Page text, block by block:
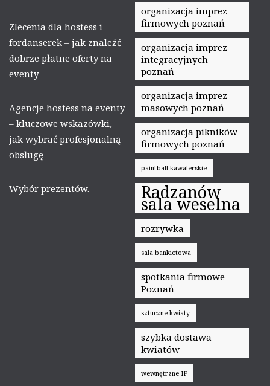
Zlecenia dla hostess i
fordanserek – jak znaleźć
dobrze płatne oferty na
eventy
Agencje hostess na eventy
– kluczowe wskazówki,
jak wybrać profesjonalną
obsługę
Wybór prezentów.
organizacja imprez
firmowych poznań
organizacja imprez
integracyjnych
poznań
organizacja imprez
masowych poznań
organizacja pikników
firmowych poznań
paintball kawalerskie
Radzanów
sala weselna
rozrywka
sala bankietowa
spotkania firmowe
Poznań
sztuczne kwiaty
szybka dostawa
kwiatów
wewnętrzne IP